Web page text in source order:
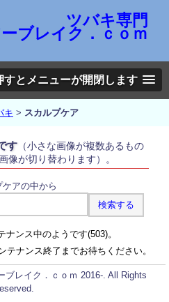
ツバキ専門
ブレイク．ｃｏｍ
す （小さな画像が複数あるもの
像が切り替わります）。
ケアの中から
ンス中のようです(503)。
テナンス終了までお待ちください。
キ > スカルプケア
すとメニューが開閉します
レイク．ｃｏｍ 2016-. All Rights